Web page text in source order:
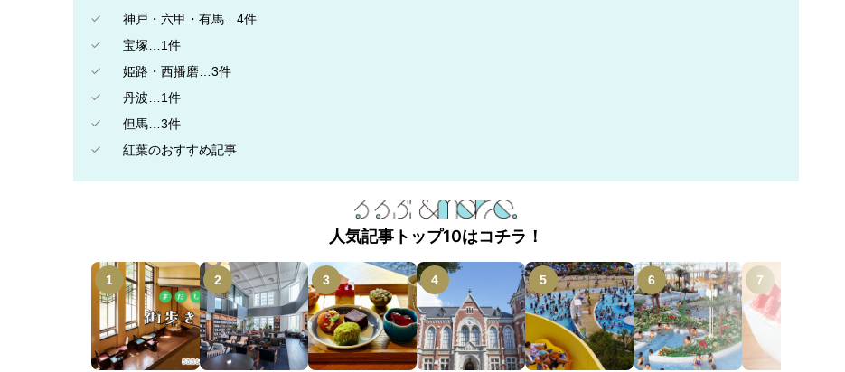
神戸・六甲・有馬…4件
宝塚…1件
姫路・西播磨…3件
丹波…1件
但馬…3件
紅葉のおすすめ記事
人気記事トップ10はコチラ！